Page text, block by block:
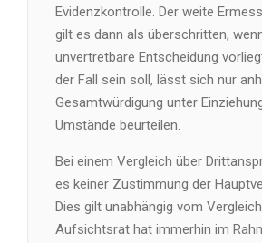
Evidenzkontrolle. Der weite
gilt es dann als überschritten,
unvertretbare Entscheidung
der Fall sein soll, lässt sich nur
Gesamtwürdigung unter
Umstände beurteilen.
Bei einem Vergleich über
es keiner Zustimmung der
Dies gilt unabhängig vom
Aufsichtsrat hat immerhin im